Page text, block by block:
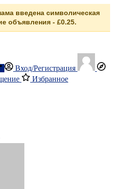
введена символическая
объявления - £0.25.
Вход/Регистрация
Избранное